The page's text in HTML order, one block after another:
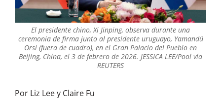
El presidente chino, Xi Jinping, observa durante una
ceremonia de firma junto al presidente uruguayo, Yamandú
Orsi (fuera de cuadro), en el Gran Palacio del Pueblo en
Beijing, China, el 3 de febrero de 2026. JESSICA LEE/Pool vía
REUTERS
Por Liz Lee y Claire Fu